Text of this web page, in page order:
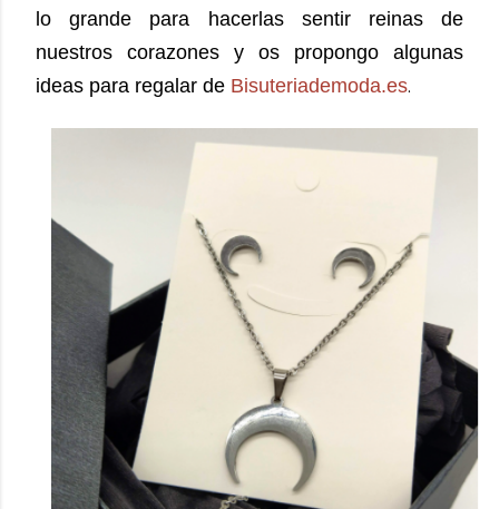
lo grande para hacerlas sentir reinas de
nuestros corazones y os propongo algunas
ideas para regalar de Bisuteriademoda.es.